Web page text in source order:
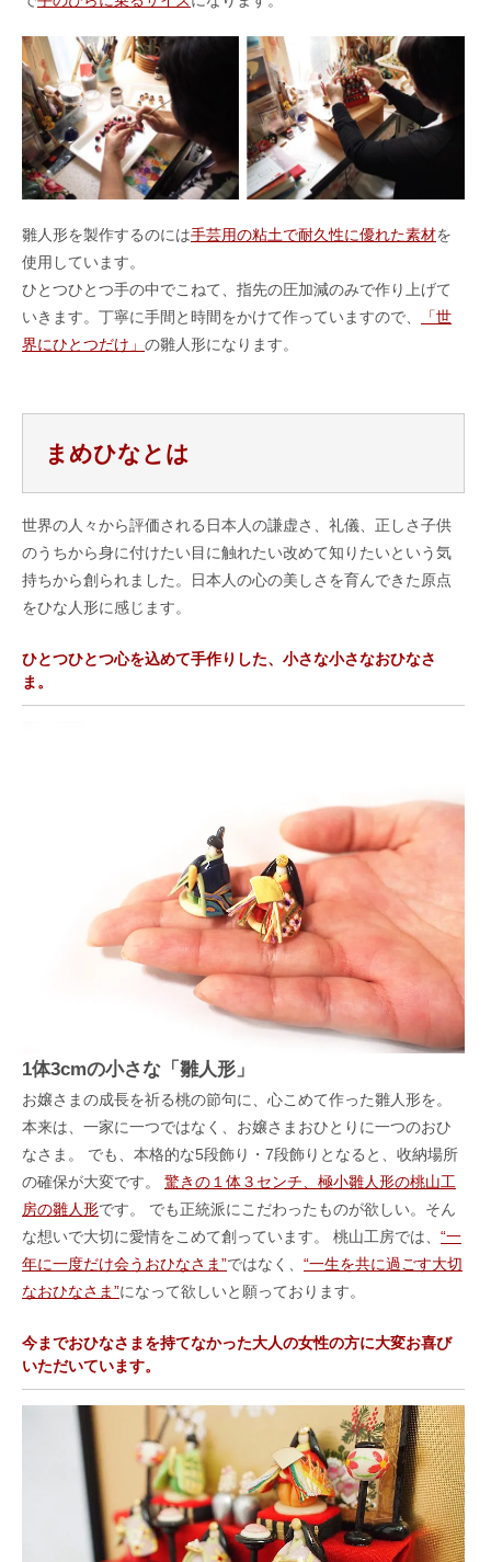
雛人形を製作するのには手芸用の粘土で耐久性に優れた素材を
使用しています。
ひとつひとつ手の中でこねて、指先の圧加減のみで作り上げて
いきます。丁寧に手間と時間をかけて作っていますので、
「世
界にひとつだけ」 の雛人形になります。
まめひなとは
世界の人々から評価される日本人の謙虚さ、礼儀、正しさ子供
のうちから身に付けたい目に触れたい改めて知りたいという気
持ちから創られました。日本人の心の美しさを育んできた原点
をひな人形に感じます。
ひとつひとつ心を込めて手作りした、小さな小さなおひなさ
ま。
1体3cmの小さな「雛人形」
お嬢さまの成長を祈る桃の節句に、心こめて作った雛人形を。
本来は、一家に一つではなく、お嬢さまおひとりに一つのおひ
なさま。 でも、本格的な5段飾り・7段飾りとなると、收納場所
の確保が大変です。 驚きの１体３センチ、極小雛人形の桃山工
房の雛人形です。 でも正統派にこだわったものが欲しい。そん
な想いで大切に愛情をこめて創っています。 桃山工房では、 “一
年に一度だけ会うおひなさま”ではなく、 “一生を共に過ごす大切
なおひなさま”になって欲しいと願っております。
今までおひなさまを持てなかった大人の女性の方に大変お喜び
いただいています。